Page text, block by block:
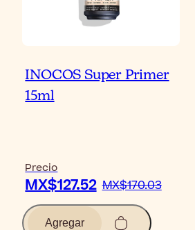
INOCOS Super Primer
15ml
Precio
MX$127.52 MX$170.03
Agregar